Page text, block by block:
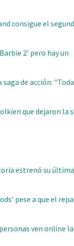
consigue el
2' pero hay un
de acción:
que dejaron la
estrenó su última
pese a que el
ven online la